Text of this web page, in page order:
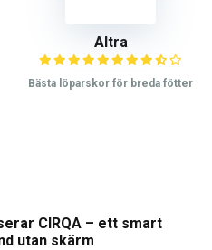
Altra
Bästa löparskor för breda fötter
CIRQA – ett smart
utan skärm